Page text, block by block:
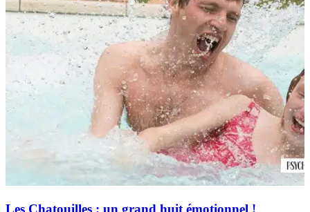
Les Chatouilles : un grand huit émotionnel !